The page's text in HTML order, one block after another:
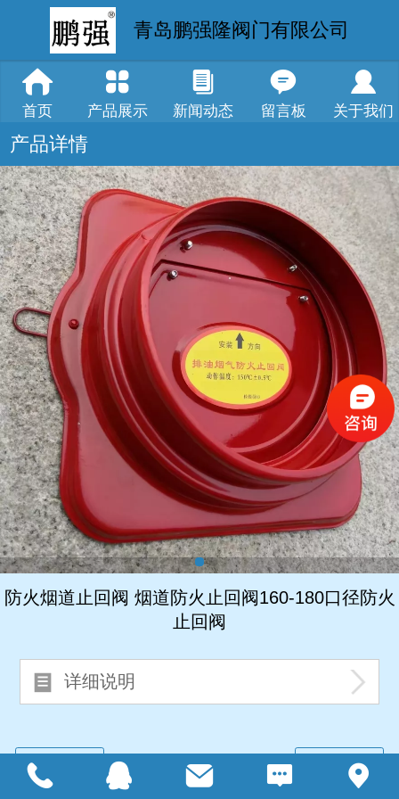
青岛鹏强隆阀门有限公司
首页 产品展示 新闻动态 留言板 关于我们
产品详情
防火烟道止回阀 烟道防火止回阀160-180口径防火
止回阀
详细说明